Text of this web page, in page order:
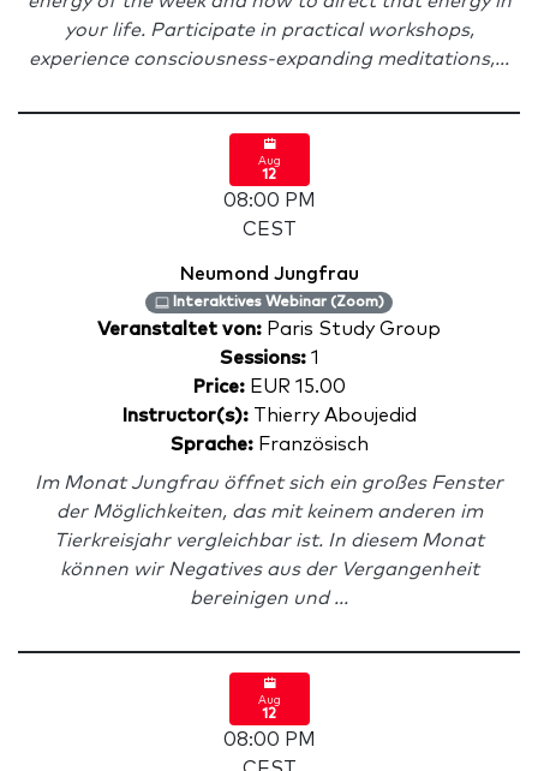
your life. Participate in practical workshops,
experience consciousness-expanding meditations,...
Aug
12
08:00 PM
CEST
Neumond Jungfrau
Interaktives Webinar (Zoom)
Veranstaltet von: Paris Study Group
Sessions:1
Price: EUR 15.00
Instructor(s): Thierry Aboujedid
Sprache:Französisch
Im Monat Jungfrau öffnet sich ein großes Fenster
der Möglichkeiten, das mit keinem anderen im
Tierkreisjahr vergleichbar ist. In diesem Monat
können wir Negatives aus der Vergangenheit
bereinigen und ...
Aug
12
08:00 PM